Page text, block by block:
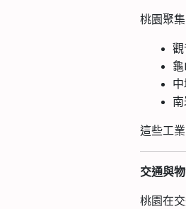
桃園聚
觀
這些工
交通與
桃園在